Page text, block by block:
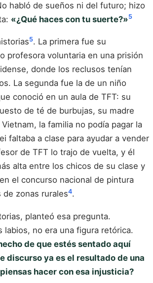
habló de sueños ni del futuro; hizo
«¿Qué haces con tu suerte?»5
5. La primera fue su
profesora voluntaria en una prisión
donde los reclusos tenían
La segunda fue la de un niño
conoció en un aula de TFT: su
de té de burbujas, su madre
la familia no podía pagar la
faltaba a clase para ayudar a vender
de TFT lo trajo de vuelta, y él
alta entre los chicos de su clase y
el concurso nacional de pintura
de zonas rurales4.
planteó esa pregunta.
labios, no era una figura retórica.
de que estés sentado aquí
discurso ya es el resultado de una
hacer con esa injusticia?